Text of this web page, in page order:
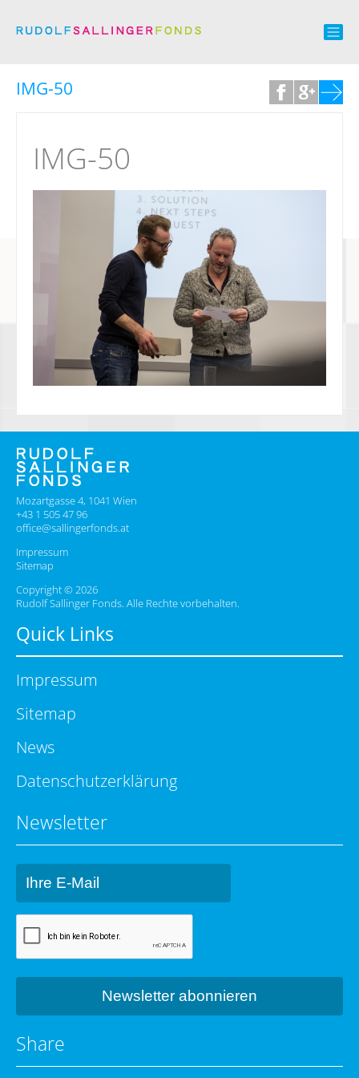
IMG-50
IMG-50
Mozartgasse 4, 1041 Wien
+43 1 505 47 96
office@sallingerfonds.at
Impressum
Sitemap
Copyright © 2026
Rudolf Sallinger Fonds. Alle Rechte vorbehalten.
Quick Links
Impressum
Sitemap
News
Datenschutzerklärung
Newsletter
Share